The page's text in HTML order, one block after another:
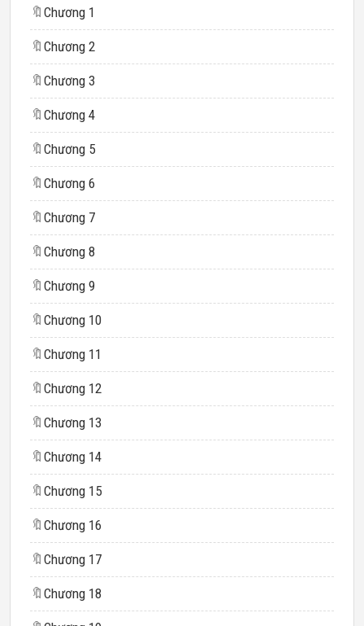
🔖 Chương 1
🔖 Chương 2
🔖 Chương 3
🔖 Chương 4
🔖 Chương 5
🔖 Chương 6
🔖 Chương 7
🔖 Chương 8
🔖 Chương 9
🔖 Chương 10
🔖 Chương 11
🔖 Chương 12
🔖 Chương 13
🔖 Chương 14
🔖 Chương 15
🔖 Chương 16
🔖 Chương 17
🔖 Chương 18